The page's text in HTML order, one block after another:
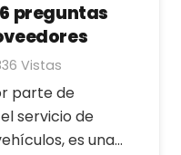
preguntas
Vistas
parte de
servicio de
es una…